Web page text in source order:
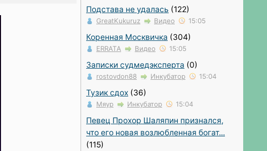
Подстава не удалась (122)
GreatKukuruz Видео 15:05
Коренная Москвичка (304)
ERRATA Видео 15:05
Записки судмедэксперта (0)
rostovdon88 Инкубатор 15:04
Тузик сдох (36)
Мяур Инкубатор 15:04
Певец Прохор Шаляпин признался,
что его новая возлюбленная богат...
(115)